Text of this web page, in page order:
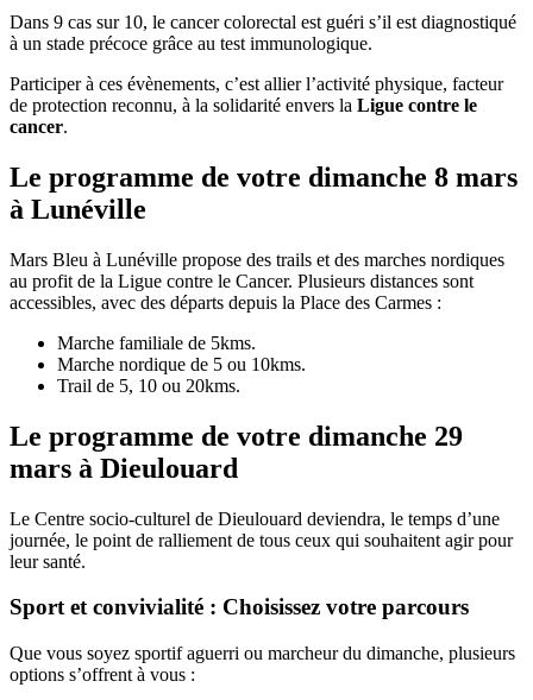
Dans 9 cas sur 10, le cancer colorectal est guéri s’il est diagnostiqué
à un stade précoce grâce au test immunologique.
Participer à ces évènements, c’est allier l’activité physique, facteur
de protection reconnu, à la solidarité envers la Ligue contre le
cancer.
Le programme de votre dimanche 8 mars
à Lunéville
Mars Bleu à Lunéville propose des trails et des marches nordiques
au profit de la Ligue contre le Cancer. Plusieurs distances sont
accessibles, avec des départs depuis la Place des Carmes :
Marche familiale de 5kms.
Marche nordique de 5 ou 10kms.
Trail de 5, 10 ou 20kms.
Le programme de votre dimanche 29
mars à Dieulouard
Le Centre socio-culturel de Dieulouard deviendra, le temps d’une
journée, le point de ralliement de tous ceux qui souhaitent agir pour
leur santé.
Sport et convivialité : Choisissez votre parcours
Que vous soyez sportif aguerri ou marcheur du dimanche, plusieurs
options s’offrent à vous :